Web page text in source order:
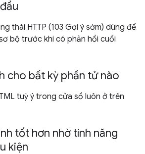
thái HTTP (103 Gợi ý sớm) dùng để
bộ trước khi có phản hồi cuối
cho bất kỳ phần tử nào
tuỳ ý trong cửa sổ luôn ở trên
tốt hơn nhờ tính năng
kiện